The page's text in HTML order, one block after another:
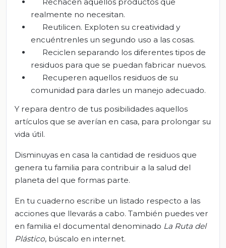
realmente no necesitan.
Reutilicen. Exploten su creatividad y
encuéntrenles un segundo uso a las cosas.
Reciclen separando los diferentes tipos de
residuos para que se puedan fabricar nuevos.
Recuperen aquellos residuos de su
comunidad para darles un manejo adecuado.
Y repara dentro de tus posibilidades aquellos
artículos que se averían en casa, para prolongar su
vida útil.
Disminuyas en casa la cantidad de residuos que
genera tu familia para contribuir a la salud del
planeta del que formas parte.
En tu cuaderno escribe un listado respecto a las
acciones que llevarás a cabo. También puedes ver
en familia el documental denominado La Ruta del
Plástico, búscalo en internet.